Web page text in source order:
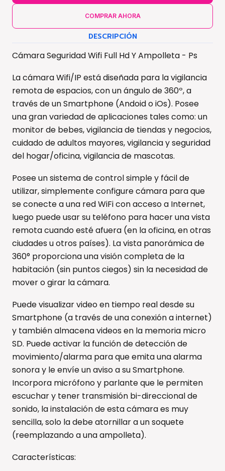
COMPRAR AHORA
DESCRIPCIÓN
Cámara Seguridad Wifi Full Hd Y Ampolleta - Ps
La cámara Wifi/IP está diseñada para la vigilancia
remota de espacios, con un ángulo de 360º, a
través de un Smartphone (Andoid o iOs). Posee
una gran variedad de aplicaciones tales como: un
monitor de bebes, vigilancia de tiendas y negocios,
cuidado de adultos mayores, vigilancia y seguridad
del hogar/oficina, vigilancia de mascotas.
Posee un sistema de control simple y fácil de
utilizar, simplemente configure cámara para que
se conecte a una red WiFi con acceso a Internet,
luego puede usar su teléfono para hacer una vista
remota cuando esté afuera (en la oficina, en otras
ciudades u otros países). La vista panorámica de
360° proporciona una visión completa de la
habitación (sin puntos ciegos) sin la necesidad de
mover o girar la cámara.
Puede visualizar video en tiempo real desde su
Smartphone (a través de una conexión a internet)
y también almacena videos en la memoria micro
SD. Puede activar la función de detección de
movimiento/alarma para que emita una alarma
sonora y le envíe un aviso a su Smartphone.
Incorpora micrófono y parlante que le permiten
escuchar y tener transmisión bi-direccional de
sonido, la instalación de esta cámara es muy
sencilla, solo la debe atornillar a un soquete
(reemplazando a una ampolleta).
Características: